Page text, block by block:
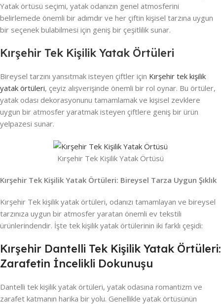
Yatak örtüsü seçimi, yatak odanızın genel atmosferini
belirlemede önemli bir adımdır ve her çiftin kişisel tarzına uygun
bir seçenek bulabilmesi için geniş bir çeşitlilik sunar.
Kırşehir Tek Kişilik Yatak Örtüleri
Bireysel tarzını yansıtmak isteyen çiftler için Kırşehir tek kişilik
yatak örtüleri, çeyiz alışverişinde önemli bir rol oynar. Bu örtüler,
yatak odası dekorasyonunu tamamlamak ve kişisel zevklere
uygun bir atmosfer yaratmak isteyen çiftlere geniş bir ürün
yelpazesi sunar.
Kırşehir Tek Kişilik Yatak Örtüsü
Kırşehir Tek Kişilik Yatak Örtüleri: Bireysel Tarza Uygun Şıklık
Kırşehir Tek kişilik yatak örtüleri, odanızı tamamlayan ve bireysel
tarzınıza uygun bir atmosfer yaratan önemli ev tekstili
ürünlerindendir. İşte tek kişilik yatak örtülerinin iki farklı çeşidi:
Kırşehir Dantelli Tek Kişilik Yatak Örtüleri:
Zarafetin İncelikli Dokunuşu
Dantelli tek kişilik yatak örtüleri, yatak odasına romantizm ve
zarafet katmanın harika bir yolu. Genellikle yatak örtüsünün